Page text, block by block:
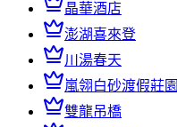
晶華酒店
澎湖喜來登
川湯春天
嵐翎白砂渡假莊園
雙龍吊橋